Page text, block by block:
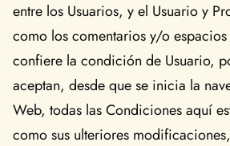
entre los Usuarios, y el Usuario y
como los comentarios y/o
confiere la condición de Usuario,
aceptan, desde que se inicia la
Web, todas las Condiciones aquí
como sus ulteriores